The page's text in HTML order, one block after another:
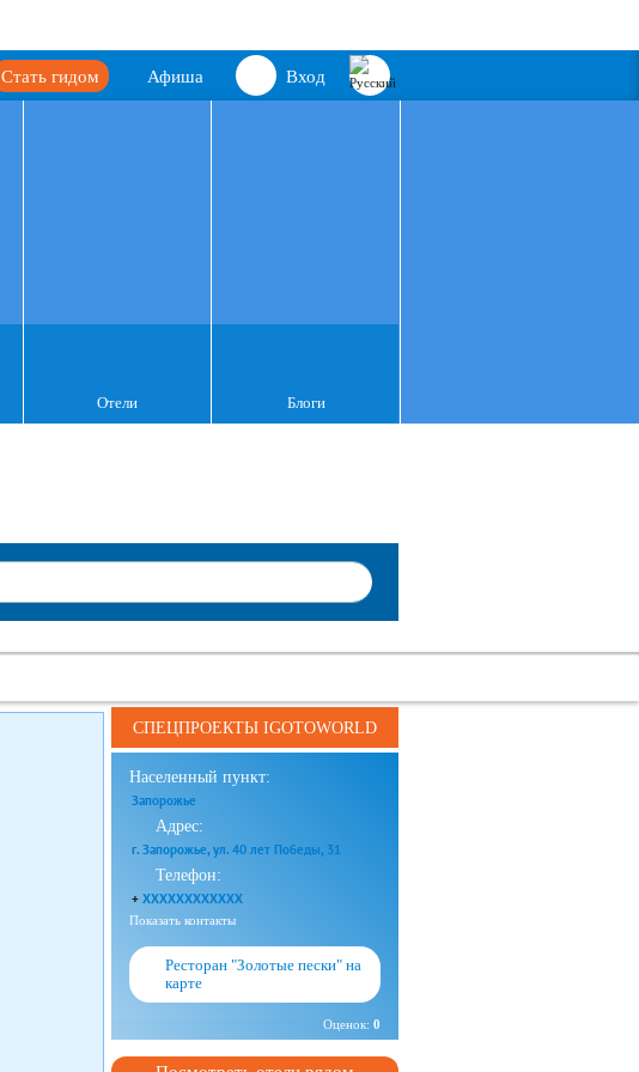
Вход
Афиша
Стать гидом
Отели Блоги
СПЕЦПРОЕКТЫ IGOTOWORLD
Населенный пункт:
Запорожье
Адрес:
г. Запорожье, ул. 40 лет Победы, 31
Телефон:
+ XXXXXXXXXXXX
Показать контакты
Ресторан "Золотые пески" на
карте
Оценок: 0